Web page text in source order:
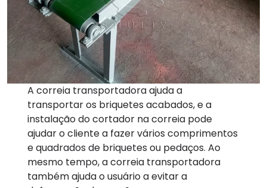
A correia transportadora ajuda a
transportar os briquetes acabados, e a
instalação do cortador na correia pode
ajudar o cliente a fazer vários comprimentos
e quadrados de briquetes ou pedaços. Ao
mesmo tempo, a correia transportadora
também ajuda o usuário a evitar a